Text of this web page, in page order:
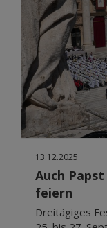
13.12.2025
Auch
feiern
Dreitägiges